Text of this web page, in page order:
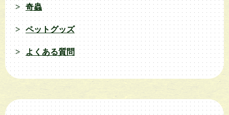
奇蟲
ペットグッズ
よくある質問